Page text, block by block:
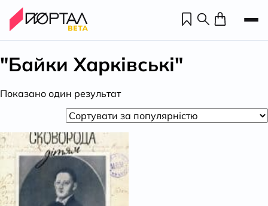
"Байки Харківські"
Показано один результат